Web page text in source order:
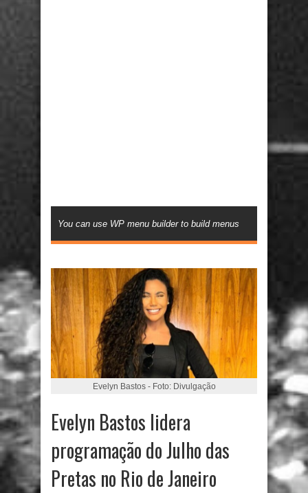
You can use WP menu builder to build menus
Evelyn Bastos - Foto: Divulgação
Evelyn Bastos lidera
programação do Julho das
Pretas no Rio de Janeiro